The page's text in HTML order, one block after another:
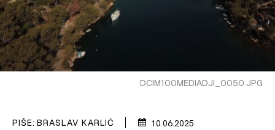
VELIKE PRIČE
PRETPLATA
DCIM100MEDIADJI_0050.JPG
PIŠE: BRASLAV KARLIĆ 10.06.2025